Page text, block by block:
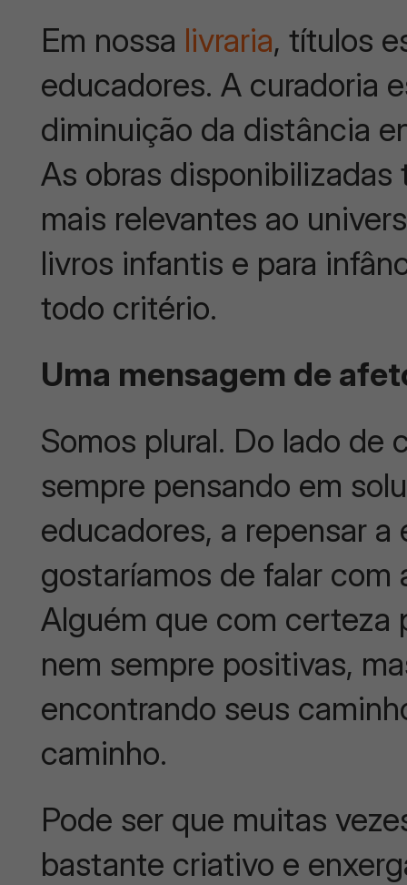
Em nossa livraria, títulos
educadores. A curadoria
diminuição da distância
As obras
mais relevantes ao
livros infantis e para
todo critério.
Uma mensagem de
Somos plural. Do lado de
sempre pensando em
educadores, a repensar
gostaríamos de falar com
Alguém que com certeza
nem sempre positivas,
encontrando seus
caminho.
Pode ser que muitas
bastante criativo e